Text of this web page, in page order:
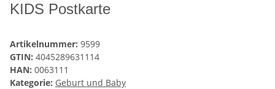
KIDS Postkarte
Artikelnummer: 9599
GTIN: 4045289631114
HAN: 0063111
Kategorie: Geburt und Baby